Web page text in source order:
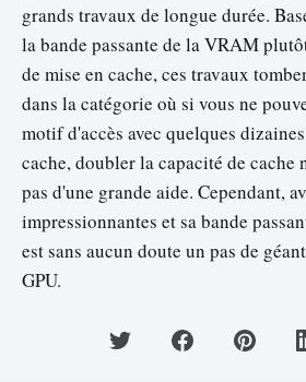
grands travaux de longue durée.
la bande passante de la VRAM
de mise en cache, ces travaux
dans la catégorie où si vous ne
motif d'accès avec quelques
cache, doubler la capacité de cache
pas d'une grande aide. Cependant,
impressionnantes et sa bande
est sans aucun doute un pas de
GPU.